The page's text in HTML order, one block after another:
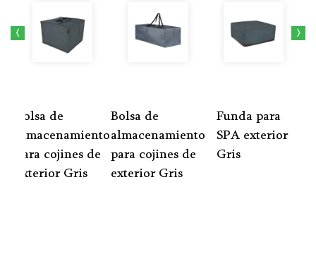
Bolsa de
almacenamiento
para cojines de
exterior Gris
Bolsa de
almacenamiento
para cojines de
exterior Gris
Funda para
SPA exterior
Gris
< >